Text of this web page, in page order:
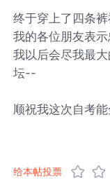
终于穿上了四条
我的各位朋友表
我以后会尽我最
坛--
顺祝我这次自考
给本帖投票